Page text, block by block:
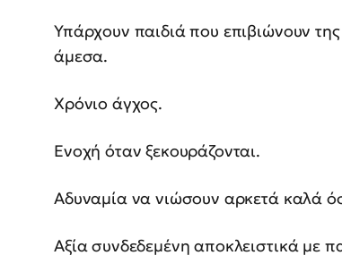
Υπάρχουν παιδιά που επιβιώνουν
άμεσα.
Χρόνιο άγχος.
Ενοχή όταν ξεκουράζονται.
Αδυναμία να νιώσουν αρκετά καλά
Αξία συνδεδεμένη αποκλειστικά με